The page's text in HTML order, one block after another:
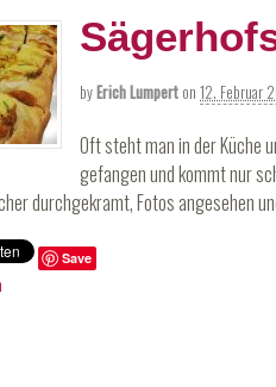
byErich Lumpert on 12. Februar
Oft steht man in der Küche
gefangen und kommt nur
durchgekramt, Fotos angesehen
Save